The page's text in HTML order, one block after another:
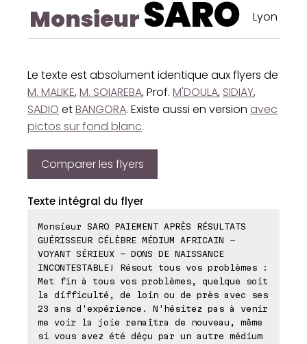
MonsieurSARO Lyon
Le texte est absolument identique aux flyers de
M. MALIKE,M. SOIAREBA, Prof. M'DOULA, SIDIAY,
SADIO etBANGORA. Existe aussi en version avec
pictos sur fond blanc.
Comparer les flyers
Texte intégral du flyer
Monsieur SARO PAIEMENT APRÈS RÉSULTATS
GUÉRISSEUR CÉLÈBRE MÉDIUM AFRICAIN -
VOYANT SÉRIEUX - DONS DE NAISSANCE
INCONTESTABLE! Résout tous vos problèmes :
Met fin à tous vos problèmes, quelque soit
la difficulté, de loin ou de près avec ses
23 ans d'expérience. N'hésitez pas à venir
me voir la joie renaîtra de nouveau, même
si vous avez été déçu par un autre médium